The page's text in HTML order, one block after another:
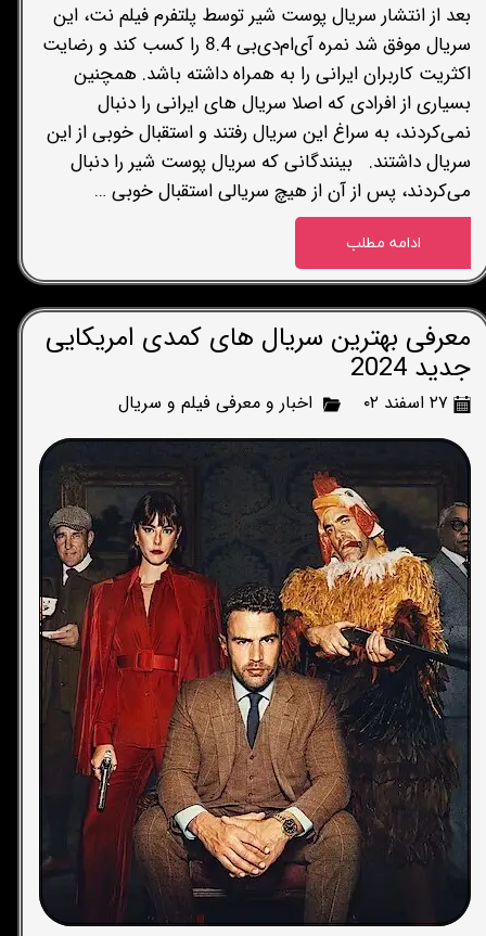
بعد از انتشار سریال پوست شیر توسط پلتفرم فیلم نت، این
سریال موفق شد نمره آی‌ام‌دی‌بی 8.4 را کسب کند و رضایت
اکثریت کاربران ایرانی را به همراه داشته باشد. همچنین
بسیاری از افرادی که اصلا سریال های ایرانی را دنبال
نمی‌کردند، به سراغ این سریال رفتند و استقبال خوبی از این
سریال داشتند. بینندگانی که سریال پوست شیر را دنبال
می‌کردند، پس از آن از هیچ سریالی استقبال خوبی …
ادامه مطلب
معرفی بهترین سریال های کمدی امریکایی
جدید 2024
۲۷ اسفند ۰۲ اخبار و معرفی فیلم و سریال